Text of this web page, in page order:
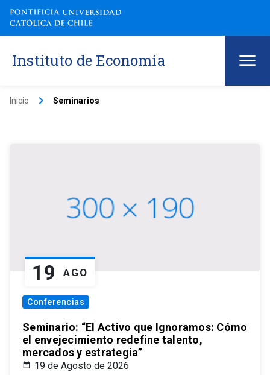
Instituto de Economía
Inicio keyboard_arrow_right Seminarios
19 AGO
Conferencias
Seminario: “El Activo que Ignoramos: Cómo
el envejecimiento redefine talento,
mercados y estrategia”
19 de Agosto de 2026